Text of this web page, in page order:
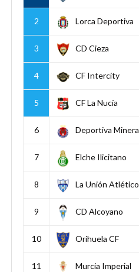
2 Lorca Deportiva
3 CD Cieza
4 CF Intercity
5 CF La Nucía
6 Deportiva Minera
7 Elche Ilicitano
8 La Unión Atlético
9 CD Alcoyano
10 Orihuela CF
11 Murcia Imperial